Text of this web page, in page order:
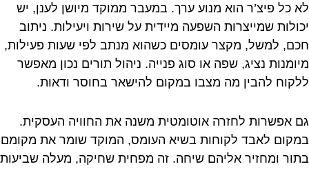
לא כל פיצ’ר הוא מנוע ערך. במעבר ממוקד מיושן לענן, יש
יכולות שמייצרות השפעה מיידית על שירות ויעילות. ניתוב
חכם, למשל, מקצר עומסים כשהוא מנתב לפי שעות פעילות,
מיומנות נציג, שפה או סוג פנייה. ניהול תורים נכון מאפשר
ללקוח להבין מה מצבו במקום להישאר בחוסר ודאות.
גם אפשרות לחזרה אוטומטית משנה את החוויה העסקית.
במקום לאבד לקוחות בשיא העומס, המוקד שומר את מקומם
בתור ומחזיר אליהם שיחה. זה מפחית שחיקה, מעלה שביעות